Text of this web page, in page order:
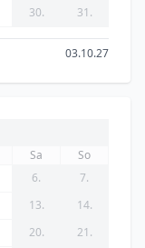
30. 31.
03.10.27
Sa
So
6.
7.
13.
14.
20.
21.